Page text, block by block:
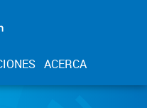
ACERCA